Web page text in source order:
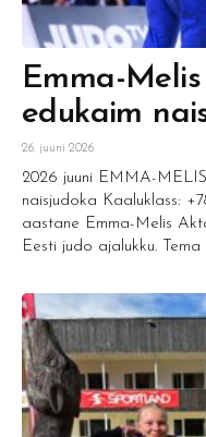
Emma-
edukaim
26. juuni 2026
2026 juuni EMMA-
naisjudoka Kaaluklass:
aastane Emma-Melis
Eesti judo ajalukku. Tema